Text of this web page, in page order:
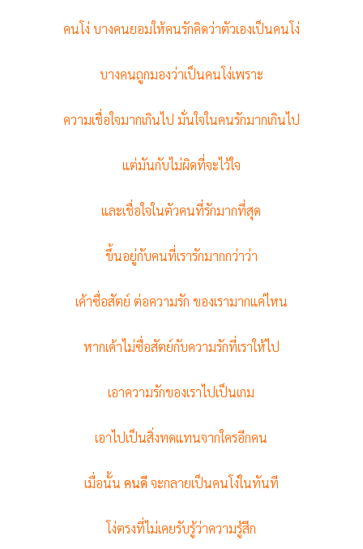
คนโง่ บางคนยอมให้คนรักคิดว่าตัวเองเป็นคนโง่
บางคนถูกมองว่าเป็นคนโง่เพราะ
ความเชื่อใจมากเกินไป มั่นใจในคนรักมากเกินไป
แต่มันกับไม่ผิดที่จะไว้ใจ
และเชื่อใจในตัวคนที่รักมากที่สุด
ขึ้นอยู่กับคนที่เรารักมากกว่าว่า
เค้าซื่อสัตย์ ต่อความรัก ของเรามากแค่ไหน
หากเค้าไม่ซื่อสัตย์กับความรักที่เราให้ไป
เอาความรักของเราไปเป็นเกม
เอาไปเป็นสิ่งทดแทนจากใครอีกคน
เมื่อนั้น คนดีจะกลายเป็นคนโง่ในทันที
โง่ตรงที่ไม่เคยรับรู้ว่าความรู้สึก